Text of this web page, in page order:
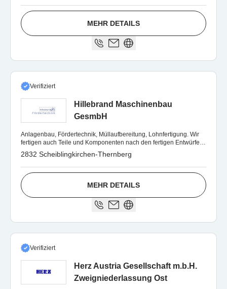
MEHR DETAILS
Verifiziert
Hillebrand Maschinenbau
GesmbH
Anlagenbau, Fördertechnik, Müllaufbereitung, Lohnfertigung. Wir
fertigen auch Teile und Komponenten nach den fertigen Entwürfen
unserer Kunden an.
2832 Scheiblingkirchen-Thernberg
MEHR DETAILS
Verifiziert
Herz Austria Gesellschaft m.b.H.
Zweigniederlassung Ost